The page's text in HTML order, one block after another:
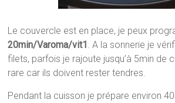
Le couvercle est en place, je peux
20min/Varoma/vit1. A la sonnerie je
filets, parfois je rajoute jusqu’à 5min de
rare car ils doivent rester tendres.
Pendant la cuisson je prépare environ